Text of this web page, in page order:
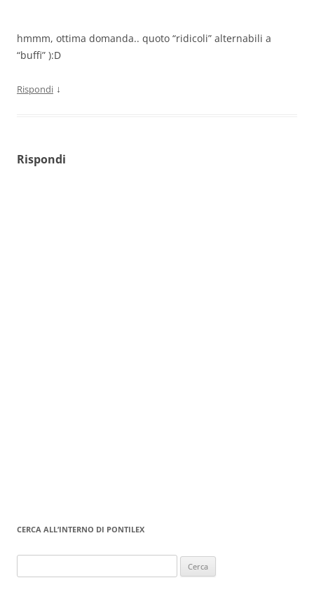
hmmm, ottima domanda.. quoto “ridicoli” alternabili a
“buffi” ):D
Rispondi ↓
Rispondi
CERCA ALL’INTERNO DI PONTILEX
per: